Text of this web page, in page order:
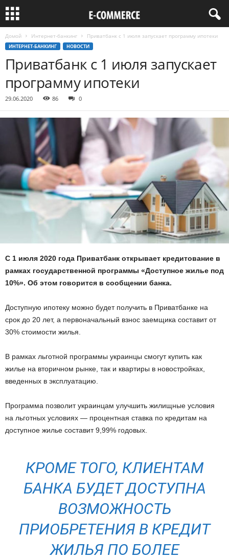
Домой Интернет-банкинг Приватбанк с 1 июля запускает программу ипотеки
ИНТЕРНЕТ-БАНКИНГ НОВОСТИ
Приватбанк с 1 июля запускает
программу ипотеки
29.06.2020 86 0
С 1 июля 2020 года Приватбанк открывает кредитование в
рамках государственной программы «Доступное жилье под
10%». Об этом говорится в сообщении банка.
Доступную ипотеку можно будет получить в Приватбанке на
срок до 20 лет, а первоначальный взнос заемщика составит от
30% стоимости жилья.
В рамках льготной программы украинцы смогут купить как
жилье на вторичном рынке, так и квартиры в новостройках,
введенных в эксплуатацию.
Программа позволит украинцам улучшить жилищные условия
на льготных условиях — процентная ставка по кредитам на
доступное жилье составит 9,99% годовых.
КРОМЕ ТОГО, КЛИЕНТАМ
БАНКА БУДЕТ ДОСТУПНА
ВОЗМОЖНОСТЬ
ПРИОБРЕТЕНИЯ В КРЕДИТ
ЖИЛЬЯ ПО БОЛЕЕ